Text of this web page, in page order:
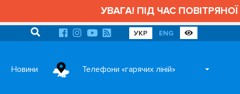
УВАГА! ПІД ЧАС ПОВІТРЯНОЇ
УКР ENG
Новини Телефони «гарячих ліній»